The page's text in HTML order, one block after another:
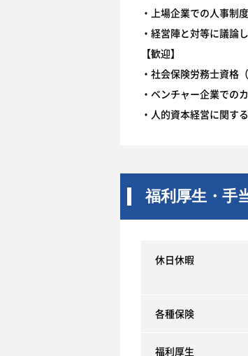
・上場企業での人事制
・経営陣と対等に議論
【歓迎】
・社会保険労務士資格
・ベンチャー企業での
・人的資本経営に関す
福利厚生・手
休日休暇
各種保険
福利厚生